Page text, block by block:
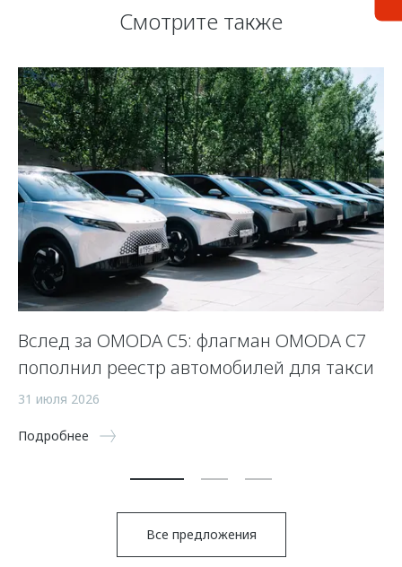
Смотрите также
Вслед за OMODA C5: флагман OMODA C7
пополнил реестр автомобилей для такси
31 июля 2026
Подробнее
Все предложения